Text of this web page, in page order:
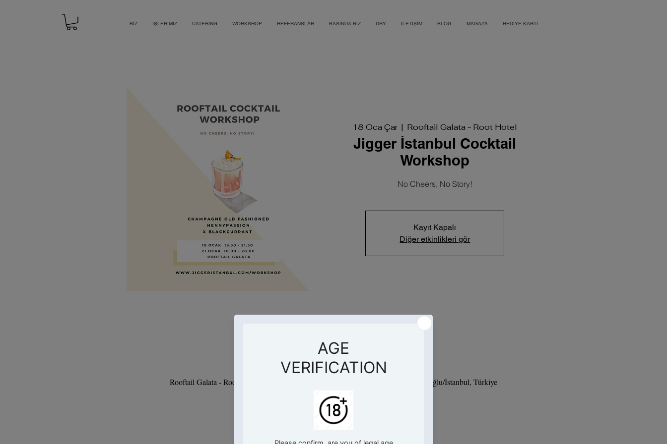
BİZ İŞLERİMİZ CATERING WORKSHOP REFERANSLAR BASINDA BİZ DRY İLETİŞİM BLOG MAĞAZA HEDİYE KARTI
18 Oca Çar
  |
Rooftail Galata - Root Hotel
Jigger İstanbul Cocktail
Workshop
No Cheers, No Story!
Kayıt Kapalı
Diğer etkinlikleri gör
Saat ve Yer
18 Oca 2023 19:30 – 21:30
Rooftail Galata - Root Hotel, Hacımimi, Necatibey Cd. No:95 D:Kat 9, 34425 Beyoğlu/İstanbul, Türkiye
Etkinlik hakkında